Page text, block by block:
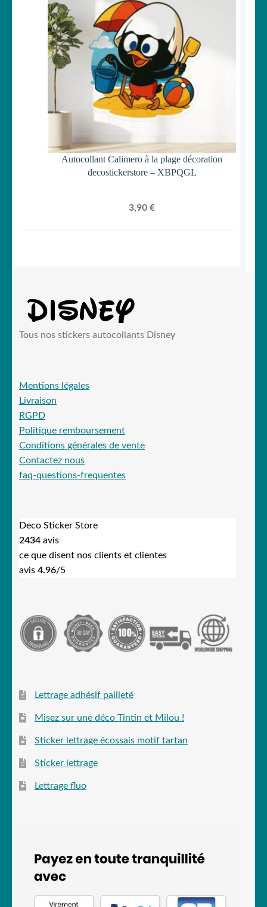
Autocollant Calimero à la plage décoration
decostickerstore – XBPQGL
3,90 €
Tous nos stickers autocollants Disney
Mentions légales
Livraison
RGPD
Politique remboursement
Conditions générales de vente
Contactez nous
faq-questions-frequentes
Deco Sticker Store
2434 avis
ce que disent nos clients et clientes
avis 4.96/5
Lettrage adhésif pailleté
Misez sur une déco Tintin et Milou !
Sticker lettrage écossais motif tartan
Sticker lettrage
Lettrage fluo